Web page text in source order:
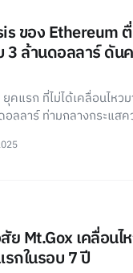
ของ Ethereum
3 ล้านดอลลาร์ ดั
ยุคแรก ที่ไม่ได้เคลื่อนไห
ลลาร์ ท่ามกลางกระแสค
Mt.Gox เคลื่อน
กในรอบ 7 ปี